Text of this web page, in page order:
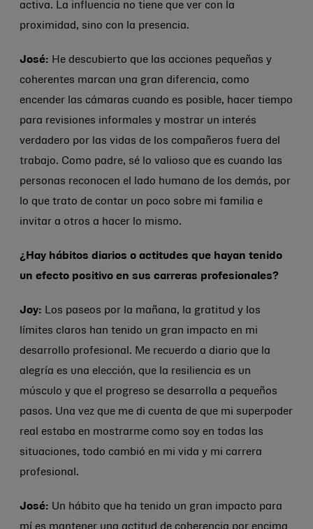
activa. La influencia no tiene que ver con la
proximidad, sino con la presencia.
José: He descubierto que las acciones pequeñas y
coherentes marcan una gran diferencia, como
encender las cámaras cuando es posible, hacer tiempo
para revisiones informales y mostrar un interés
verdadero por las vidas de los compañeros fuera del
trabajo. Como padre, sé lo valioso que es cuando las
personas reconocen el lado humano de los demás, por
lo que trato de contar un poco sobre mi familia e
invitar a otros a hacer lo mismo.
¿Hay hábitos diarios o actitudes que hayan tenido
un efecto positivo en sus carreras profesionales?
Joy: Los paseos por la mañana, la gratitud y los
límites claros han tenido un gran impacto en mi
desarrollo profesional. Me recuerdo a diario que la
alegría es una elección, que la resiliencia es un
músculo y que el progreso se desarrolla a pequeños
pasos. Una vez que me di cuenta de que mi superpoder
real estaba en mostrarme como soy en todas las
situaciones, todo cambió en mi vida y mi carrera
profesional.
José: Un hábito que ha tenido un gran impacto para
mí es mantener una actitud de coherencia por encima